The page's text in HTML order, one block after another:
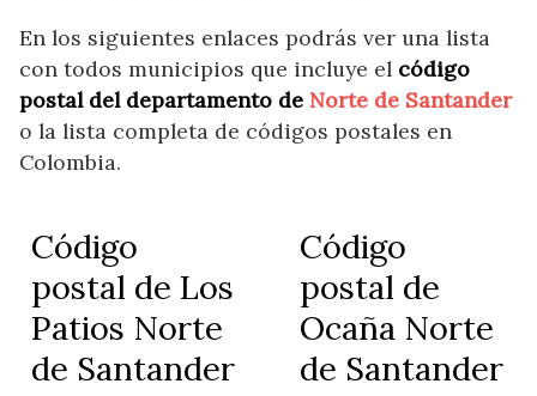
En los siguientes enlaces podrás ver una lista
con todos municipios que incluye el código
postal del departamento de Norte de Santander
o la lista completa de códigos postales en
Colombia.
Código
postal de Los
Patios Norte
de Santander
Código
postal de
Ocaña Norte
de Santander